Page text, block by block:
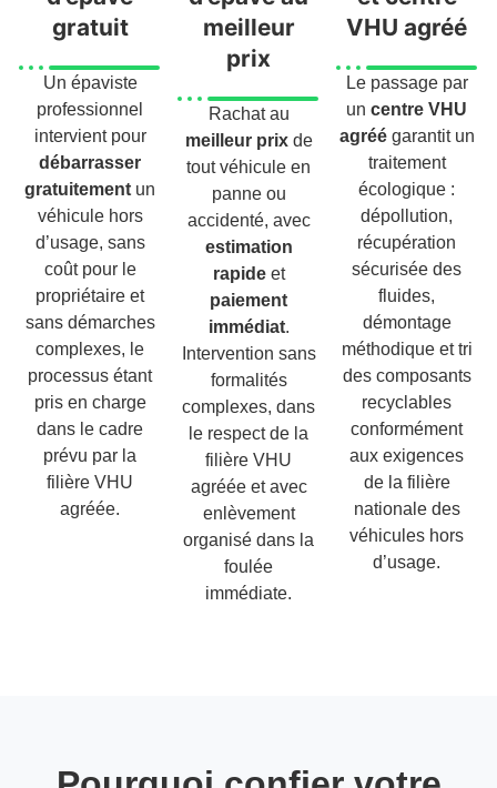
gratuit
Un épaviste
professionnel
intervient pour
débarrasser
gratuitement un
véhicule hors
d’usage, sans
coût pour le
propriétaire et
sans démarches
complexes, le
processus étant
pris en charge
dans le cadre
prévu par la
filière VHU
agréée.
meilleur
prix
Rachat au
meilleur prixde
tout véhicule en
panne ou
accidenté, avec
estimation
rapideet
paiement
immédiat.
Intervention sans
formalités
complexes, dans
le respect de la
filière VHU
agréée et avec
enlèvement
organisé dans la
foulée
immédiate.
VHU agréé
Le passage par
uncentre VHU
agréégarantit un
traitement
écologique :
dépollution,
récupération
sécurisée des
fluides,
démontage
méthodique et tri
des composants
recyclables
conformément
aux exigences
de la filière
nationale des
véhicules hors
d’usage.